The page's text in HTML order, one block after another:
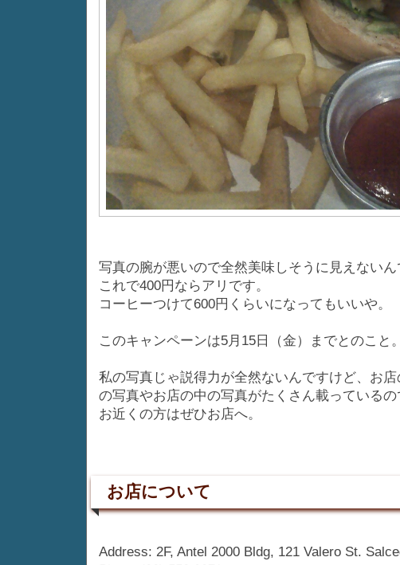
写真の腕が悪いので全然美味しそうに見えないん
これで400円ならアリです。
コーヒーつけて600円くらいになってもいいや。
このキャンペーンは5月15日（金）までとのこと。
私の写真じゃ説得力が全然ないんですけど、お
の写真やお店の中の写真がたくさん載っているの
お近くの方はぜひお店へ。
お店について
Address: 2F, Antel 2000 Bldg, 121 Valero St.